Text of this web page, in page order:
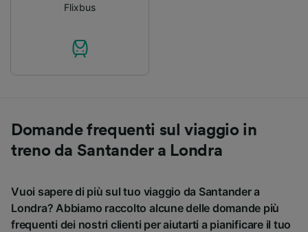
Flixbus
Domande frequenti sul viaggio in
treno da Santander a Londra
Vuoi sapere di più sul tuo viaggio da Santander a
Londra? Abbiamo raccolto alcune delle domande più
frequenti dei nostri clienti per aiutarti a pianificare il tuo